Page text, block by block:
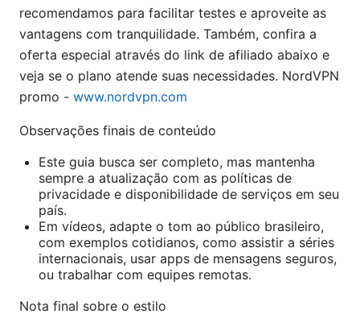
recomendamos para facilitar testes e aproveite as
vantagens com tranquilidade. Também, confira a
oferta especial através do link de afiliado abaixo e
veja se o plano atende suas necessidades. NordVPN
promo - www.nordvpn.com
Observações finais de conteúdo
Este guia busca ser completo, mas mantenha
sempre a atualização com as políticas de
privacidade e disponibilidade de serviços em seu
país.
Em vídeos, adapte o tom ao público brasileiro,
com exemplos cotidianos, como assistir a séries
internacionais, usar apps de mensagens seguros,
ou trabalhar com equipes remotas.
Nota final sobre o estilo